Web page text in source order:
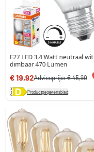
E27 LED 3.4 Watt neutraal wit
dimbaar 470 Lumen
€ 19,92Adviesprijs:€ 45,99
Productgegevensblad